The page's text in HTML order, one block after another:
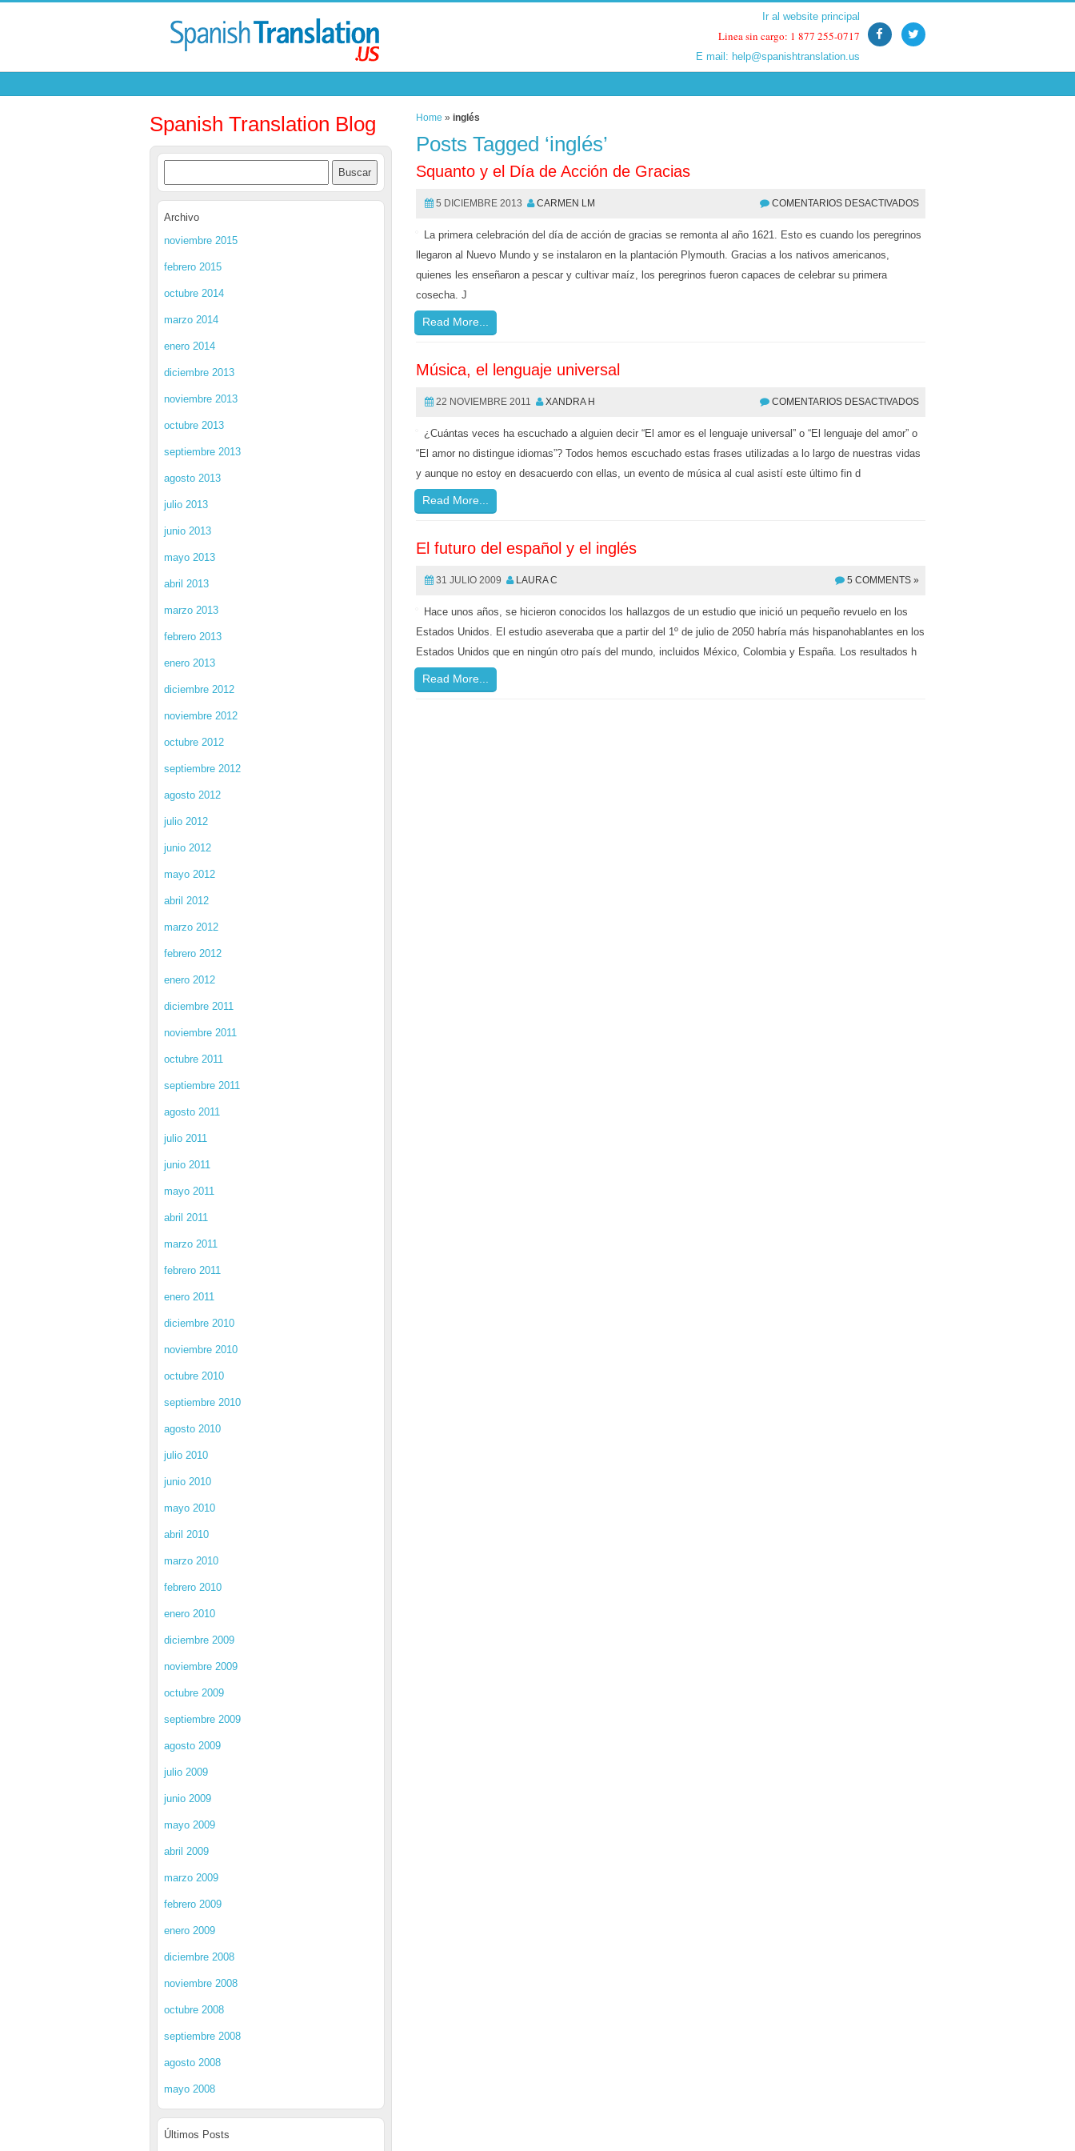
Ir al website principal
Linea sin cargo: 1 877 255-0717
E mail: help@spanishtranslation.us
Ir al website principal
Linea sin cargo: 1 877 255-0717
E mail: help@spanishtranslation.us
Spanish Translation Blog
Archivo
noviembre 2015
febrero 2015
octubre 2014
marzo 2014
enero 2014
diciembre 2013
noviembre 2013
octubre 2013
septiembre 2013
agosto 2013
julio 2013
junio 2013
mayo 2013
abril 2013
marzo 2013
febrero 2013
enero 2013
diciembre 2012
noviembre 2012
octubre 2012
septiembre 2012
agosto 2012
julio 2012
junio 2012
mayo 2012
abril 2012
marzo 2012
febrero 2012
enero 2012
diciembre 2011
noviembre 2011
octubre 2011
septiembre 2011
agosto 2011
julio 2011
junio 2011
mayo 2011
abril 2011
marzo 2011
febrero 2011
enero 2011
diciembre 2010
noviembre 2010
octubre 2010
septiembre 2010
agosto 2010
julio 2010
junio 2010
mayo 2010
abril 2010
marzo 2010
febrero 2010
enero 2010
diciembre 2009
noviembre 2009
octubre 2009
septiembre 2009
agosto 2009
julio 2009
junio 2009
mayo 2009
abril 2009
marzo 2009
febrero 2009
enero 2009
diciembre 2008
noviembre 2008
octubre 2008
septiembre 2008
agosto 2008
mayo 2008
Últimos Posts
Home »inglés
Posts Tagged ‘inglés’
Squanto y el Día de Acción de Gracias
5 DICIEMBRE 2013 CARMEN LM COMENTARIOS DESACTIVADOS
La primera celebración del día de acción de gracias se remonta al año 1621. Esto es cuando los peregrinos
llegaron al Nuevo Mundo y se instalaron en la plantación Plymouth. Gracias a los nativos americanos,
quienes les enseñaron a pescar y cultivar maíz, los peregrinos fueron capaces de celebrar su primera
cosecha. J
Read More...
Música, el lenguaje universal
22 NOVIEMBRE 2011 XANDRA H COMENTARIOS DESACTIVADOS
¿Cuántas veces ha escuchado a alguien decir “El amor es el lenguaje universal” o “El lenguaje del amor” o
“El amor no distingue idiomas”? Todos hemos escuchado estas frases utilizadas a lo largo de nuestras vidas
y aunque no estoy en desacuerdo con ellas, un evento de música al cual asistí este último fin d
Read More...
El futuro del español y el inglés
31 JULIO 2009 LAURA C 5 COMMENTS »
Hace unos años, se hicieron conocidos los hallazgos de un estudio que inició un pequeño revuelo en los
Estados Unidos. El estudio aseveraba que a partir del 1º de julio de 2050 habría más hispanohablantes en los
Estados Unidos que en ningún otro país del mundo, incluidos México, Colombia y España. Los resultados h
Read More...